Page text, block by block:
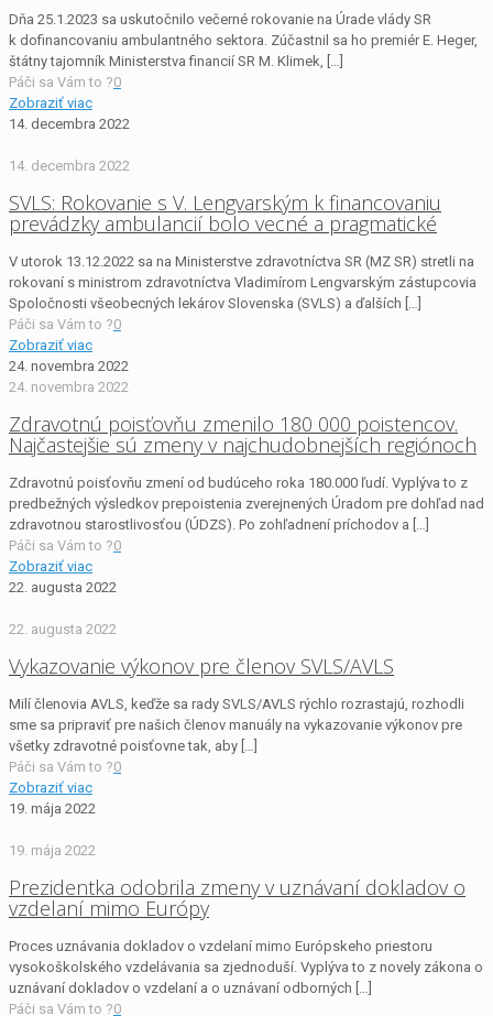
Dňa 25.1.2023 sa uskutočnilo večerné rokovanie na Úrade vlády SR
k dofinancovaniu ambulantného sektora. Zúčastnil sa ho premiér E. Heger,
štátny tajomník Ministerstva financií SR M. Klimek, […]
Páči sa Vám to ?0
Zobraziť viac
14. decembra 2022
14. decembra 2022
SVLS: Rokovanie s V. Lengvarským k financovaniu
prevádzky ambulancií bolo vecné a pragmatické
V utorok 13.12.2022 sa na Ministerstve zdravotníctva SR (MZ SR) stretli na
rokovaní s ministrom zdravotníctva Vladimírom Lengvarským zástupcovia
Spoločnosti všeobecných lekárov Slovenska (SVLS) a ďalších […]
Páči sa Vám to ?0
Zobraziť viac
24. novembra 2022
24. novembra 2022
Zdravotnú poisťovňu zmenilo 180 000 poistencov.
Najčastejšie sú zmeny v najchudobnejších regiónoch
Zdravotnú poisťovňu zmení od budúceho roka 180.000 ľudí. Vyplýva to z
predbežných výsledkov prepoistenia zverejnených Úradom pre dohľad nad
zdravotnou starostlivosťou (ÚDZS). Po zohľadnení príchodov a […]
Páči sa Vám to ?0
Zobraziť viac
22. augusta 2022
22. augusta 2022
Vykazovanie výkonov pre členov SVLS/AVLS
Milí členovia AVLS, keďže sa rady SVLS/AVLS rýchlo rozrastajú, rozhodli
sme sa pripraviť pre našich členov manuály na vykazovanie výkonov pre
všetky zdravotné poisťovne tak, aby […]
Páči sa Vám to ?0
Zobraziť viac
19. mája 2022
19. mája 2022
Prezidentka odobrila zmeny v uznávaní dokladov o
vzdelaní mimo Európy
Proces uznávania dokladov o vzdelaní mimo Európskeho priestoru
vysokoškolského vzdelávania sa zjednoduší. Vyplýva to z novely zákona o
uznávaní dokladov o vzdelaní a o uznávaní odborných
Páči sa Vám to ?0